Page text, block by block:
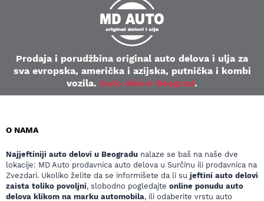
Prodaja i porudžbina original auto delova i ulja za
sva evropska, američka i azijska, putnička i kombi
vozila. Auto delovi Beograd.
O NAMA
Najjeftiniji auto delovi u Beogradu nalaze se baš na naše dve
lokacije: MD Auto prodavnica auto delova u Surčinu ili prodavnica na
Zvezdari. Ukoliko želite da se informišete da li su jeftini auto delovi
zaista toliko povoljni, slobodno pogledajte online ponudu auto
delova klikom na marku automobila, ili odaberite vrstu auto